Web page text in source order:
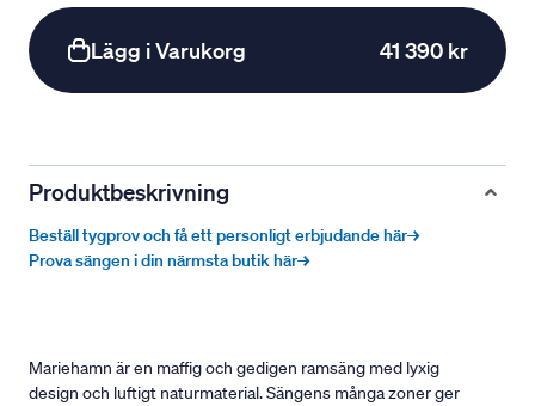
Lägg i Varukorg 41 390 kr
Produktbeskrivning
Beställ tygprov och få ett personligt erbjudande här→
Prova sängen i din närmsta butik här→
Mariehamn är en maffig och gedigen ramsäng med lyxig
design och luftigt naturmaterial. Sängens många zoner ger